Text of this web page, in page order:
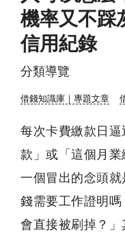
機率又不踩
信用紀錄
分類導覽
借錢知識庫｜專題文章
每次卡費繳款日
款」或「這個月
一個冒出的念頭
錢需要工作證明
會直接被刷掉？